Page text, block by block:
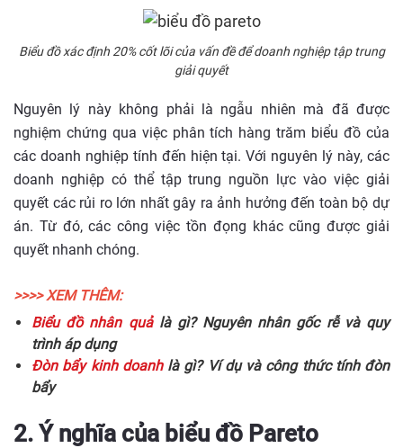
Biểu đồ xác định 20% cốt lõi của vấn đề để doanh nghiệp tập trung
giải quyết
Nguyên lý này không phải là ngẫu nhiên mà đã được
nghiệm chứng qua việc phân tích hàng trăm biểu đồ của
các doanh nghiệp tính đến hiện tại. Với nguyên lý này, các
doanh nghiệp có thể tập trung nguồn lực vào việc giải
quyết các rủi ro lớn nhất gây ra ảnh hưởng đến toàn bộ dự
án. Từ đó, các công việc tồn đọng khác cũng được giải
quyết nhanh chóng.
>>>> XEM THÊM:
Biểu đồ nhân quảlà gì? Nguyên nhân gốc rễ và quy
trình áp dụng
Đòn bẩy kinh doanhlà gì? Ví dụ và công thức tính đòn
bẩy
2. Ý nghĩa của biểu đồ Pareto